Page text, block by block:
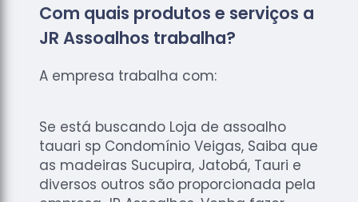
de Pisos
Tacos de
Com quais produtos e serviços a
JR Assoalhos trabalha?
A empresa trabalha com:
Se está buscando Loja de assoalho
tauari sp Condomínio Veigas, Saiba que
as madeiras Sucupira, Jatobá, Tauri e
diversos outros são proporcionada pela